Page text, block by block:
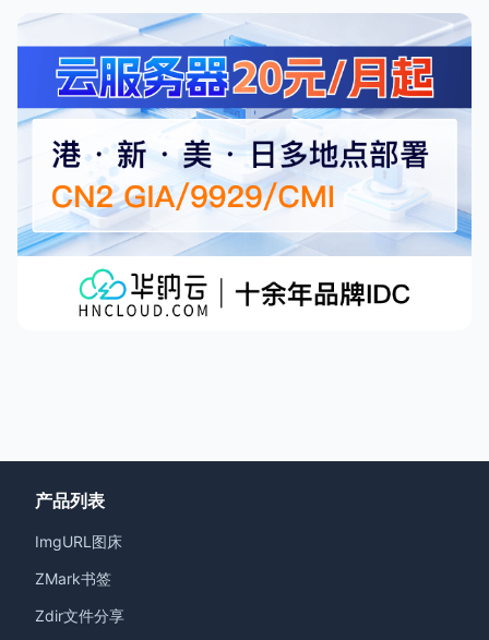
产品列表
ImgURL图床
ZMark书签
Zdir文件分享